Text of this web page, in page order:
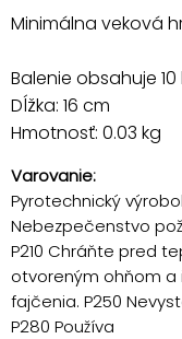
Minimálna veková
Balenie obsahuje 10
Dĺžka: 16 cm
Hmotnosť: 0.03 kg
Varovanie:
Pyrotechnický
Nebezpečenstvo
P210 Chráňte pred
otvoreným ohňom a
fajčenia. P250
P280 Používa